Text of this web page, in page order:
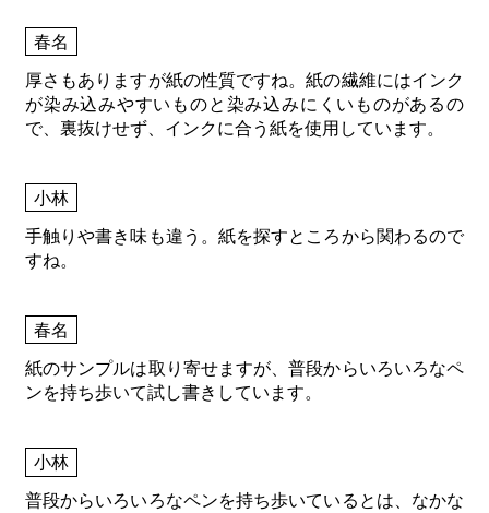
春名
厚さもありますが紙の性質ですね。紙の繊維にはインク
が染み込みやすいものと染み込みにくいものがあるの
で、裏抜けせず、インクに合う紙を使用しています。
小林
手触りや書き味も違う。紙を探すところから関わるので
すね。
春名
紙のサンプルは取り寄せますが、普段からいろいろなペ
ンを持ち歩いて試し書きしています。
小林
普段からいろいろなペンを持ち歩いているとは、なかな